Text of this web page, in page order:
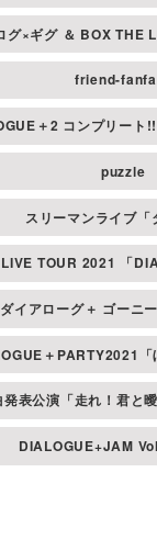
グ×ギグ ＆ BOX THE
friend-
＋2 コンプリー
puzzle
スリーマンライブ「
LIVE TOUR 2021 「
ダイアローグ＋ ゴーニ
＋PARTY2021「
表公演「走れ！君と
DIALOGUE+JAM